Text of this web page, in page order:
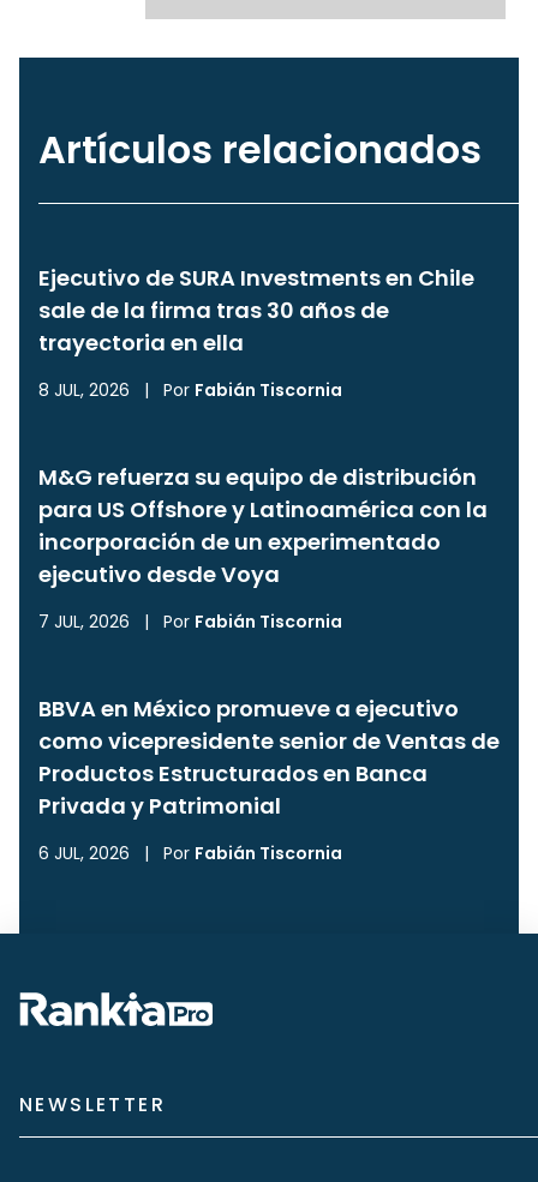
Artículos relacionados
Ejecutivo de SURA Investments en Chile
sale de la firma tras 30 años de
trayectoria en ella
8 JUL, 2026 | Por Fabián Tiscornia
M&G refuerza su equipo de distribución
para US Offshore y Latinoamérica con la
incorporación de un experimentado
ejecutivo desde Voya
7 JUL, 2026 | Por Fabián Tiscornia
BBVA en México promueve a ejecutivo
como vicepresidente senior de Ventas de
Productos Estructurados en Banca
Privada y Patrimonial
6 JUL, 2026 | Por Fabián Tiscornia
NEWSLETTER